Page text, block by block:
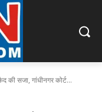
की सजा, गांधीनगर कोर्ट...